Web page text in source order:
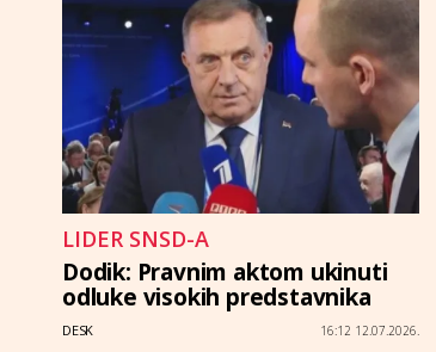
LIDER SNSD-A
Dodik: Pravnim aktom ukinuti
odluke visokih predstavnika
DESK 16:12 12.07.2026.